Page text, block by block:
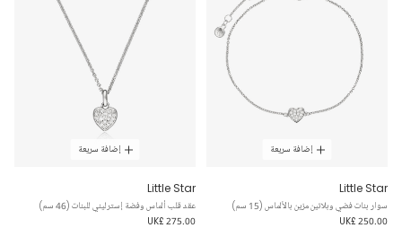
إضافة سريعة
Little Star
سوار بنات فضي وبلاتين مزين بالألماس (15 سم)
UK£ 250.00
إضافة سريعة
Little Star
عقد قلب ألماس وفضة إسترليني للبنات (46 سم)
UK£ 275.00